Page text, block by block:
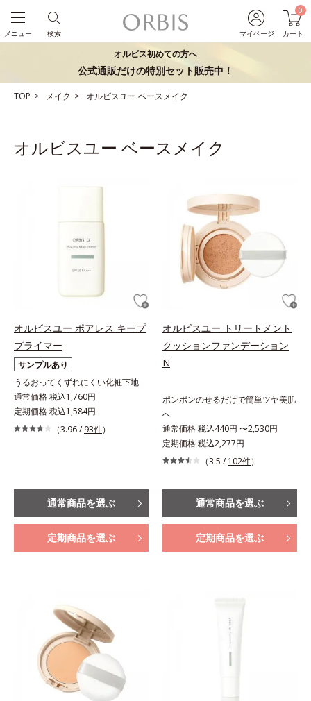
マイページ
0
カート
検索
メニュー
オルビス初めての方へ
公式通販だけの特別セット販売中！
TOP メイク オルビスユー ベースメイク
オルビスユー ベースメイク
オルビスユー ポアレス キープ
プライマー
サンプルあり
うるおってくずれにくい化粧下地
通常価格 税込1,760円
定期価格 税込1,584円
（3.96 / 93件）
通常商品を選ぶ
定期商品を選ぶ
オルビスユー トリートメント
クッションファンデーション
N
ポンポンのせるだけで簡単ツヤ美肌
へ
通常価格 税込440円 〜2,530円
定期価格 税込2,277円
（3.5 / 102件）
通常商品を選ぶ
定期商品を選ぶ